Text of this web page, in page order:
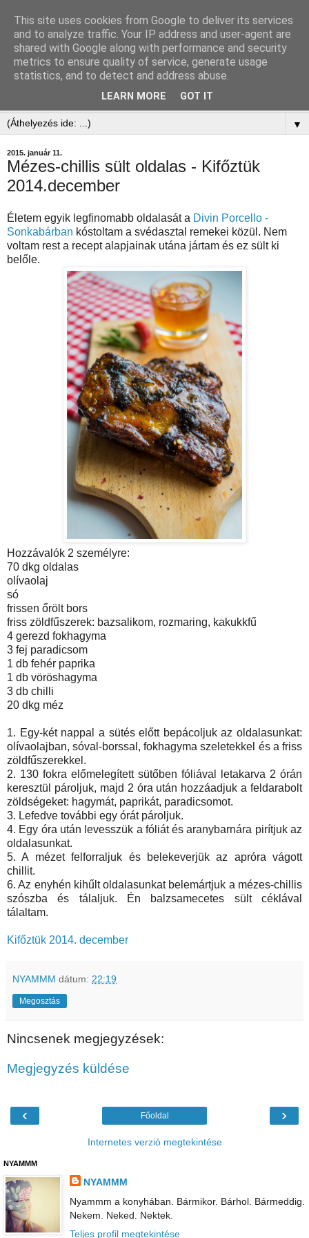
▼
2015. január 11.
Mézes-chillis sült oldalas - Kifőztük
2014.december
Életem egyik legfinomabb oldalasát a Divin Porcello -
Sonkabárban kóstoltam a svédasztal remekei közül. Nem
voltam rest a recept alapjainak utána jártam és ez sült ki
belőle.
Hozzávalók 2 személyre:
70 dkg oldalas
olívaolaj
só
frissen őrölt bors
friss zöldfűszerek: bazsalikom, rozmaring, kakukkfű
4 gerezd fokhagyma
3 fej paradicsom
1 db fehér paprika
1 db vöröshagyma
3 db chilli
20 dkg méz
1. Egy-két nappal a sütés előtt bepácoljuk az oldalasunkat:
olívaolajban, sóval-borssal, fokhagyma szeletekkel és a friss
zöldfűszerekkel.
2. 130 fokra előmelegített sütőben fóliával letakarva 2 órán
keresztül pároljuk, majd 2 óra után hozzáadjuk a feldarabolt
zöldségeket: hagymát, paprikát, paradicsomot.
3. Lefedve további egy órát pároljuk.
4. Egy óra után levesszük a fóliát és aranybarnára pirítjuk az
oldalasunkat.
5. A mézet felforraljuk és belekeverjük az apróra vágott
chillit.
6. Az enyhén kihűlt oldalasunkat belemártjuk a mézes-chillis
szószba és tálaljuk. Én balzsamecetes sült céklával
tálaltam.
Kifőztük 2014. december
NYAMMM dátum: 22:19
Megosztás
Nincsenek megjegyzések:
Megjegyzés küldése
‹ ›
Főoldal
Internetes verzió megtekintése
NYAMMM
NYAMMM
Nyammm a konyhában. Bármikor. Bárhol. Bármeddig.
Nekem. Neked. Nektek.
Teljes profil megtekintése
This site uses cookies from Google to deliver its services
and to analyze traffic. Your IP address and user-agent are
shared with Google along with performance and security
metrics to ensure quality of service, generate usage
statistics, and to detect and address abuse.
LEARN MORE GOT IT